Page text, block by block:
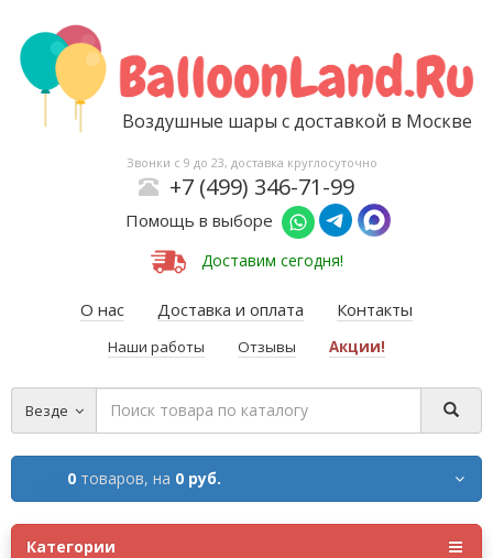
Воздушные шары с доставкой в Москве
Звонки с 9 до 23, доставка круглосуточно
+7 (499) 346-71-99
Помощь в выборе
Доставим сегодня!
О нас Доставка и оплата Контакты
Наши работы Отзывы Акции!
Везде
0 товаров, на 0 руб.
Категории